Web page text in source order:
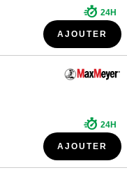
24H
AJOUTER
24H
AJOUTER